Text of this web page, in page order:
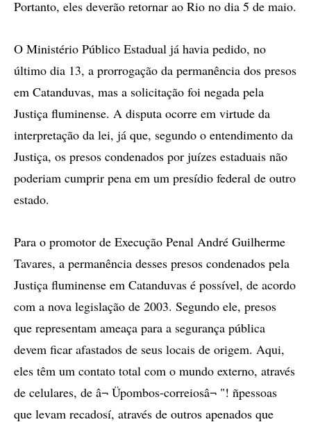
Portanto, eles deverão retornar ao Rio no dia 5 de maio.
O Ministério Público Estadual já havia pedido, no
último dia 13, a prorrogação da permanência dos presos
em Catanduvas, mas a solicitação foi negada pela
Justiça fluminense. A disputa ocorre em virtude da
interpretação da lei, já que, segundo o entendimento da
Justiça, os presos condenados por juízes estaduais não
poderiam cumprir pena em um presídio federal de outro
estado.
Para o promotor de Execução Penal André Guilherme
Tavares, a permanência desses presos condenados pela
Justiça fluminense em Catanduvas é possível, de acordo
com a nova legislação de 2003. Segundo ele, presos
que representam ameaça para a segurança pública
devem ficar afastados de seus locais de origem. Aqui,
eles têm um contato total com o mundo externo, através
de celulares, de â¬ Üpombos-correiosâ¬ "! ñpessoas
que levam recadosí, através de outros apenados que